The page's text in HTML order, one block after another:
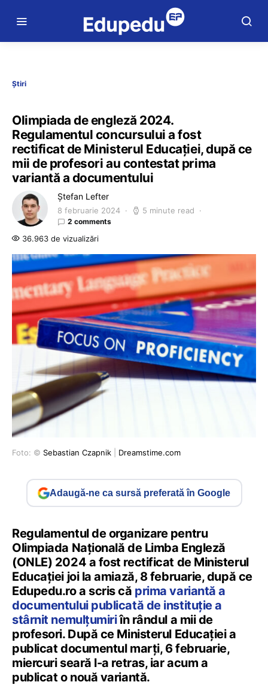
Știri
Olimpiada de engleză 2024.
Regulamentul concursului a fost
rectificat de Ministerul Educației, după ce
mii de profesori au contestat prima
variantă a documentului
Ștefan Lefter
8 februarie 2024 5 minute read
2 comments
36.963 de vizualizări
Foto: © Sebastian Czapnik Dreamstime.com
Adaugă-ne ca sursă preferată în Google
Regulamentul de organizare pentru
Olimpiada Națională de Limba Engleză
(ONLE) 2024 a fost rectificat de Ministerul
Educației joi la amiază, 8 februarie, după ce
Edupedu.ro a scris că prima variantă a
documentului publicată de instituție a
stârnit nemulțumiriîn rândul a mii de
profesori. După ce Ministerul Educației a
publicat documentul marți, 6 februarie,
miercuri seară l-a retras, iar acum a
publicat o nouă variantă.